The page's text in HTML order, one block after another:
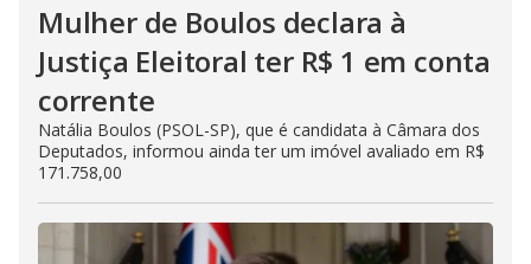
Mulher de Boulos declara à
Justiça Eleitoral ter R$ 1 em conta
corrente
Natália Boulos (PSOL-SP), que é candidata à Câmara dos
Deputados, informou ainda ter um imóvel avaliado em R$
171.758,00